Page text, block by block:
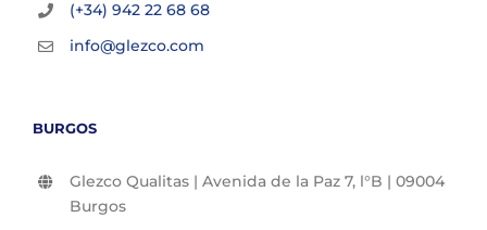
(+34) 942 22 68 68
info@glezco.com
BURGOS
Glezco Qualitas | Avenida de la Paz 7, l°B | 09004
Burgos